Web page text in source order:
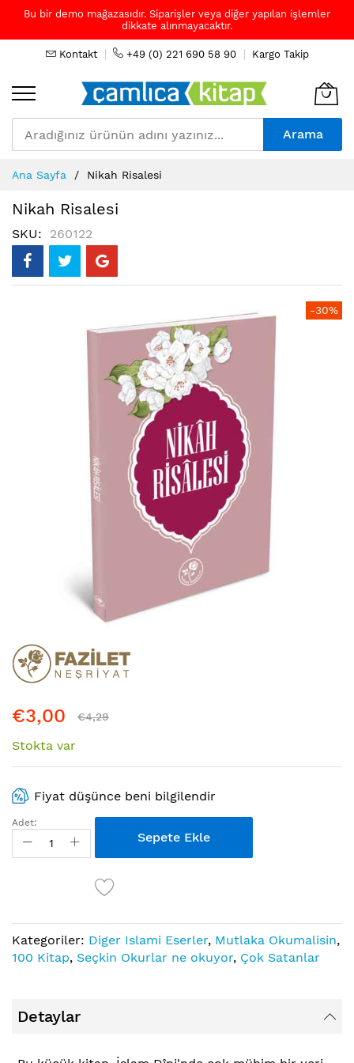
Bu bir demo mağazasıdır. Siparişler veya diğer yapılan işlemler
dikkate alınmayacaktır.
Kontakt +49 (0) 221 690 58 90 Kargo Takip
Arama
to
Content
Ana Sayfa Nikah Risalesi
Nikah Risalesi
SKU 260122
galerisinin
başına
-30%
€3,00 €4,29
Stokta var
Fiyat düşünce beni bilgilendir
Adet:
Sepete Ekle
Kategoriler: Diger Islami Eserler, Mutlaka Okumalisin,
100 Kitap, Seçkin Okurlar ne okuyor, Çok Satanlar
Detaylar